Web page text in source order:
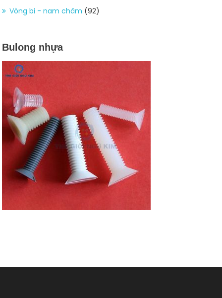
Vòng bi - nam châm (92)
Bulong nhựa